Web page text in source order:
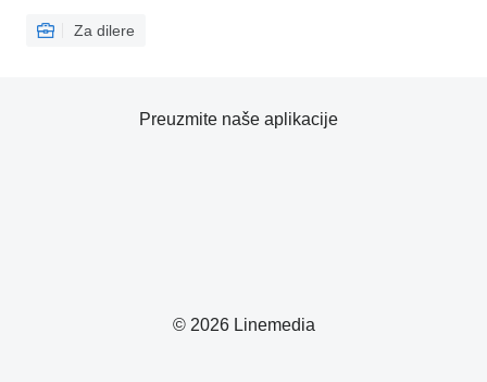
Za dilere
© 2026 Linemedia
Preuzmite naše aplikacije